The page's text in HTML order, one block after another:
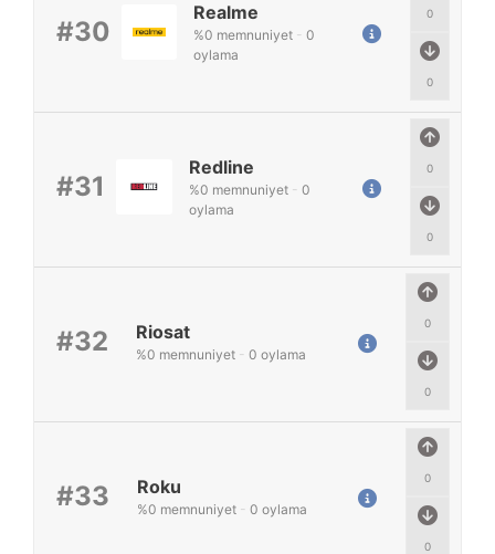
#30
0
0
Realme
%0 memnuniyet - 0
oylama
#31
0
0
Redline
%0 memnuniyet - 0
oylama
#32
0
0
Riosat
%0 memnuniyet - 0 oylama
#33
0
0
Roku
%0 memnuniyet - 0 oylama